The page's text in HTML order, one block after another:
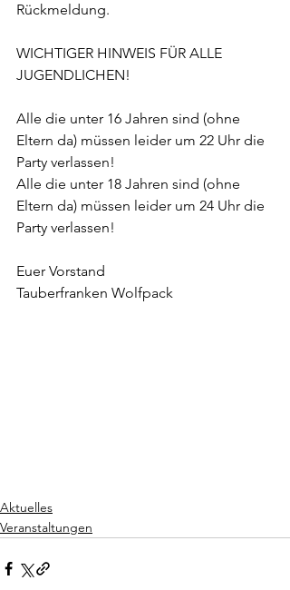
Rückmeldung.
WICHTIGER HINWEIS FÜR ALLE
JUGENDLICHEN!
Alle die unter 16 Jahren sind (ohne
Eltern da) müssen leider um 22 Uhr die
Party verlassen!
Alle die unter 18 Jahren sind (ohne
Eltern da) müssen leider um 24 Uhr die
Party verlassen!
Euer Vorstand
Tauberfranken Wolfpack
Aktuelles
Veranstaltungen